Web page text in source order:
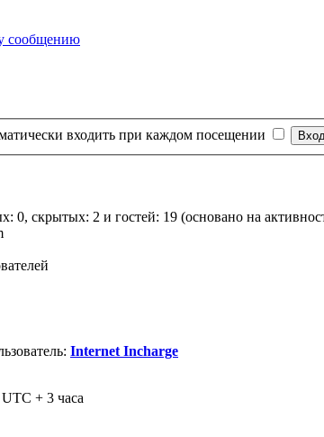
входить при каждом посещении
0, скрытых: 2 и гостей: 19 (основано на
Internet Incharge
+ 3 часа